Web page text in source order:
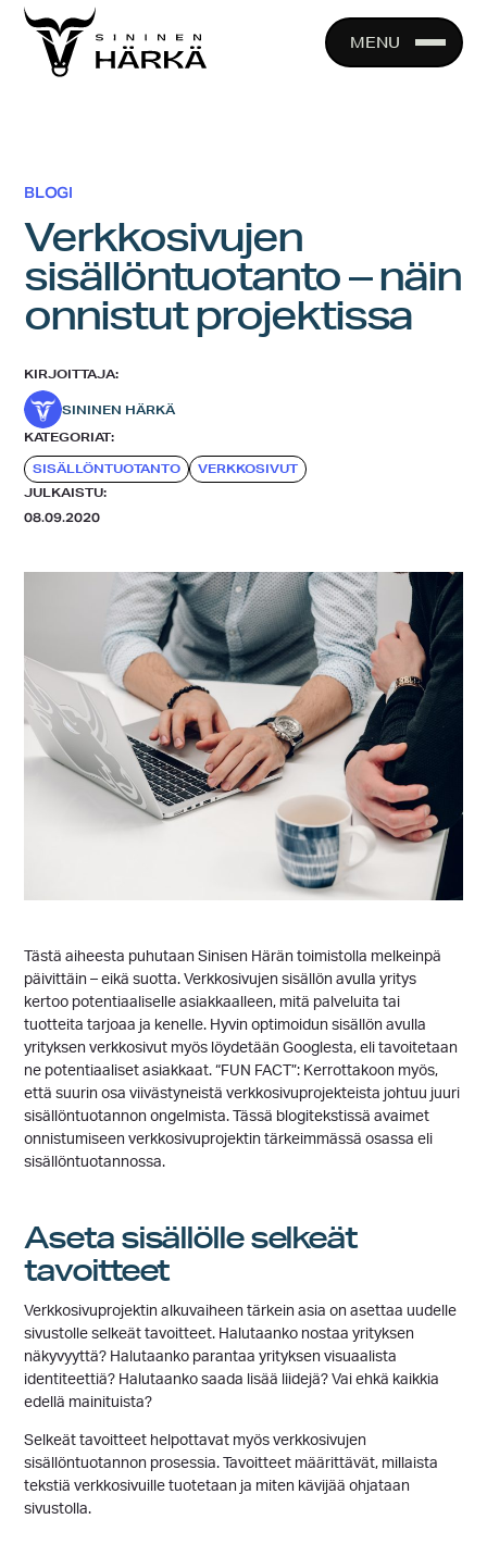
Skip
content
MENU
BLOGI
Verkkosivujen
sisällöntuotanto – näin
onnistut projektissa
KIRJOITTAJA:
SININEN HÄRKÄ
KATEGORIAT:
SISÄLLÖNTUOTANTO
VERKKOSIVUT
JULKAISTU:
08.09.2020
Tästä aiheesta puhutaan Sinisen Härän toimistolla melkeinpä
päivittäin – eikä suotta. Verkkosivujen sisällön avulla yritys
kertoo potentiaaliselle asiakkaalleen, mitä palveluita tai
tuotteita tarjoaa ja kenelle. Hyvin optimoidun sisällön avulla
yrityksen verkkosivut myös löydetään Googlesta, eli tavoitetaan
ne potentiaaliset asiakkaat. “FUN FACT”: Kerrottakoon myös,
että suurin osa viivästyneistä verkkosivuprojekteista johtuu juuri
sisällöntuotannon ongelmista. Tässä blogitekstissä avaimet
onnistumiseen verkkosivuprojektin tärkeimmässä osassa eli
sisällöntuotannossa.
Aseta sisällölle selkeät
tavoitteet
Verkkosivuprojektin alkuvaiheen tärkein asia on asettaa uudelle
sivustolle selkeät tavoitteet. Halutaanko nostaa yrityksen
näkyvyyttä? Halutaanko parantaa yrityksen visuaalista
identiteettiä? Halutaanko saada lisää liidejä? Vai ehkä kaikkia
edellä mainituista?
Selkeät tavoitteet helpottavat myös verkkosivujen
sisällöntuotannon prosessia. Tavoitteet määrittävät, millaista
tekstiä verkkosivuille tuotetaan ja miten kävijää ohjataan
sivustolla.